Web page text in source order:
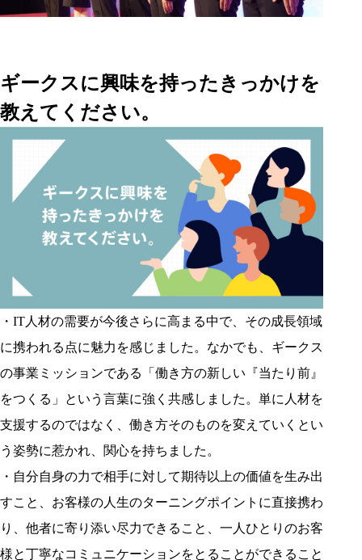
ギークスに興味を持ったきっかけを
教えてください。
・IT人材の需要が今後さらに高まる中で、その成長領域
に携われる点に魅力を感じました。なかでも、ギークス
の事業ミッションである「働き方の新しい『当たり前』
をつくる」という言葉に強く共感しました。単に人材を
支援するのではなく、働き方そのものを変えていくとい
う姿勢に惹かれ、関心を持ちました。
・自分自身の力で相手に対して期待以上の価値を生み出
すこと、お客様の人生のターニングポイントに直接携わ
り、他者に寄り添い尽力できること、一人ひとりのお客
様と丁寧なコミュニケーションをとることができること